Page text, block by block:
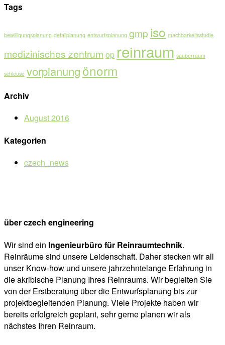
Tags
bewilligungsplanung detailplanung entwurfsplanung gmp iso machbarkeitsstudie
medizinisches zentrum op reinraum sauberraum
schleuse vorplanungönorm
Archiv
August 2016
Kategorien
czech_news
über czech engineering
Wir sind ein Ingenieurbüro für Reinraumtechnik.
Reinräume sind unsere Leidenschaft. Daher stecken wir all
unser Know-how und unsere jahrzehntelange Erfahrung in
die akribische Planung Ihres Reinraums. Wir begleiten Sie
von der Erstberatung über die Entwurfsplanung bis zur
projektbegleitenden Planung. Viele Projekte haben wir
bereits erfolgreich geplant, sehr gerne planen wir als
nächstes Ihren Reinraum.